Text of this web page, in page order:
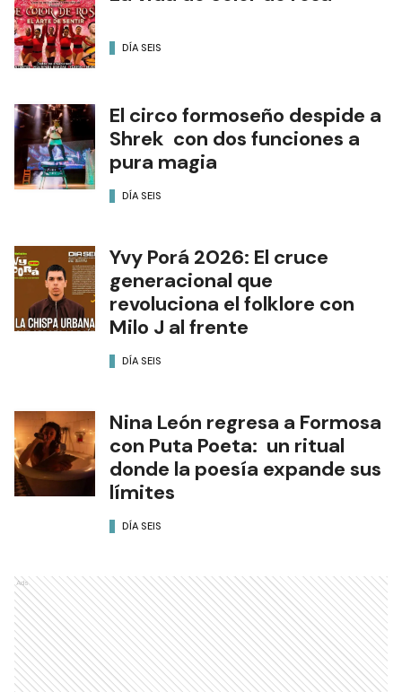
DÍA SEIS
El circo formoseño despide a
Shrek con dos funciones a
pura magia
DÍA SEIS
Yvy Porá 2026: El cruce
generacional que
revoluciona el folklore con
Milo J al frente
DÍA SEIS
Nina León regresa a Formosa
con Puta Poeta: un ritual
donde la poesía expande sus
límites
DÍA SEIS
Ads